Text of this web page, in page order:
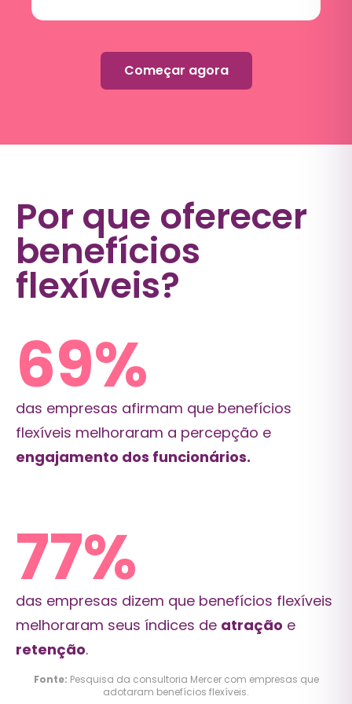
Começar agora
Por que oferecer
benefícios
flexíveis?
Fonte: Pesquisa da consultoria Mercer com empresas que
adotaram benefícios flexíveis.
71%
das empresas afirmam que benefícios
flexíveis melhoraram a percepção e
engajamento dos funcionários.
80%
das empresas dizem que benefícios flexíveis
melhoraram seus índices de atração e
retenção.